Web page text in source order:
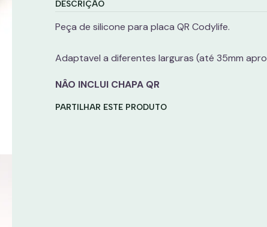
DESCRIÇÃO
Peça de silicone para placa QR Codylife.
Adaptavel a diferentes larguras (até 35mm
NÂO INCLUI CHAPA QR
PARTILHAR ESTE PRODUTO